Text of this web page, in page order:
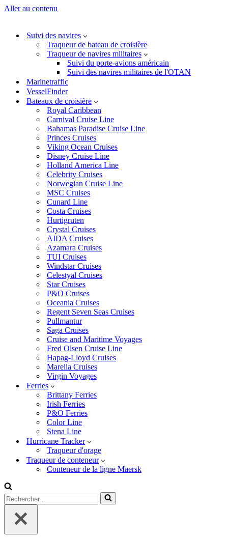
Aller au contenu
Suivi des navires
Traqueur de bateau de croisière
Traqueur de navires militaires
Suivi du porte-avions américain
Suivi des navires militaires de l'OTAN
Marinetraffic
VesselFinder
Bateaux de croisière
Royal Caribbean
Carnival Cruise Line
Bahamas Paradise Cruise Line
Princes Cruises
Viking Ocean Cruises
Disney Cruise Line
Holland America Line
Celebrity Cruises
Norwegian Cruise Line
MSC Cruises
Cunard Line
Costa Cruises
Hurtigruten
Crystal Cruises
AIDA Cruises
Azamara Cruises
TUI Cruises
Windstar Cruises
Celestyal Cruises
Star Cruises
P&O Cruises
Oceania Cruises
Regent Seven Seas Cruises
Pullmantur
Saga Cruises
Cruise and Maritime Voyages
Fred Olsen Cruise Line
Hapag-Lloyd Cruises
Marella Cruises
Virgin Voyages
Ferries
Brittany Ferries
Irish Ferries
P&O Ferries
Color Line
Stena Line
Hurricane Tracker
Traqueur d'orage
Traqueur de conteneur
Conteneur de la ligne Maersk
Rechercher...